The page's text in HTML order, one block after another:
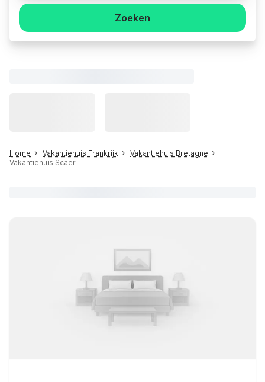
Zoeken
Home Vakantiehuis Frankrijk
Vakantiehuis Bretagne
Vakantiehuis Scaër